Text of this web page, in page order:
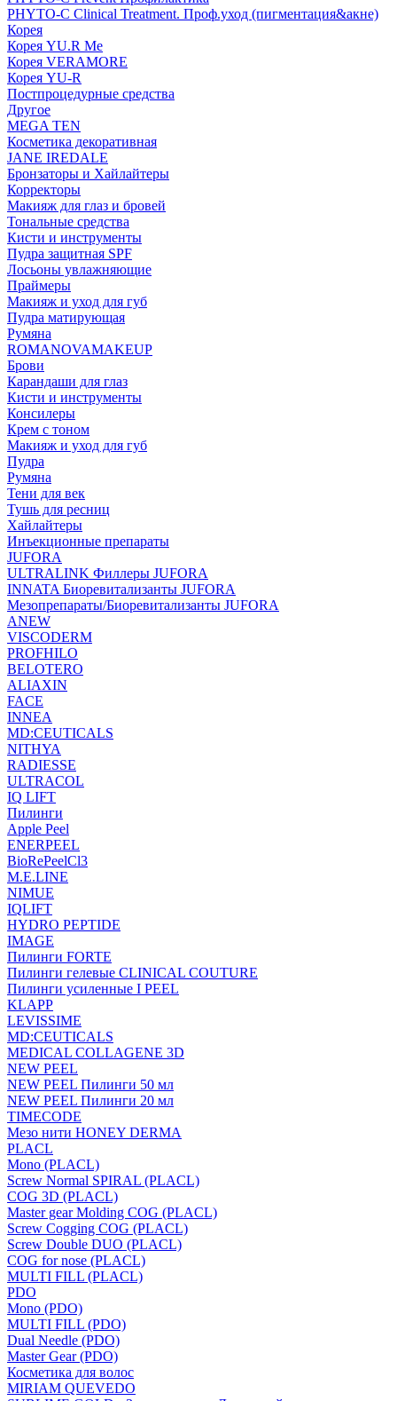
PHYTO-C Clinical Treatment. Проф.уход (пигментация&акне)
Корея
Корея YU.R Me
Корея VERAMORE
Корея YU-R
Постпроцедурные средства
Другое
MEGA TEN
Косметика декоративная
JANE IREDALE
Бронзаторы и Хайлайтеры
Корректоры
Макияж для глаз и бровей
Тональные средства
Кисти и инструменты
Пудра защитная SPF
Лосьоны увлажняющие
Праймеры
Макияж и уход для губ
Пудра матирующая
Румяна
ROMANOVAMAKEUP
Брови
Карандаши для глаз
Кисти и инструменты
Консилеры
Крем с тоном
Макияж и уход для губ
Пудра
Румяна
Тени для век
Тушь для ресниц
Хайлайтеры
Инъекционные препараты
JUFORA
ULTRALINK Филлеры JUFORA
INNATA Биоревитализанты JUFORA
Мезопрепараты/Биоревитализанты JUFORA
ANEW
VISCODERM
PROFHILO
BELOTERO
ALIAXIN
FACE
INNEA
MD:CEUTICALS
NITHYA
RADIESSE
ULTRACOL
IQ LIFT
Пилинги
Apple Peel
ENERPEEL
BioRePeelCl3
M.E.LINE
NIMUE
IQLIFT
HYDRO PEPTIDE
IMAGE
Пилинги FORTE
Пилинги гелевые CLINICAL COUTURE
Пилинги усиленные I PEEL
KLAPP
LEVISSIME
MD:CEUTICALS
MEDICAL COLLAGENE 3D
NEW PEEL
NEW PEEL Пилинги 50 мл
NEW PEEL Пилинги 20 мл
TIMECODE
Мезо нити HONEY DERMA
PLACL
Mono (PLACL)
Screw Normal SPIRAL (PLACL)
COG 3D (PLACL)
Master gear Molding COG (PLACL)
Screw Cogging COG (PLACL)
Screw Double DUO (PLACL)
COG for nose (PLACL)
MULTI FILL (PLACL)
PDO
Mono (PDO)
MULTI FILL (PDO)
Dual Needle (PDO)
Master Gear (PDO)
Косметика для волос
MIRIAM QUEVEDO